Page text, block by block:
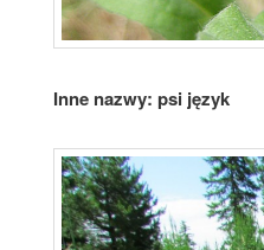
Inne nazwy: psi język